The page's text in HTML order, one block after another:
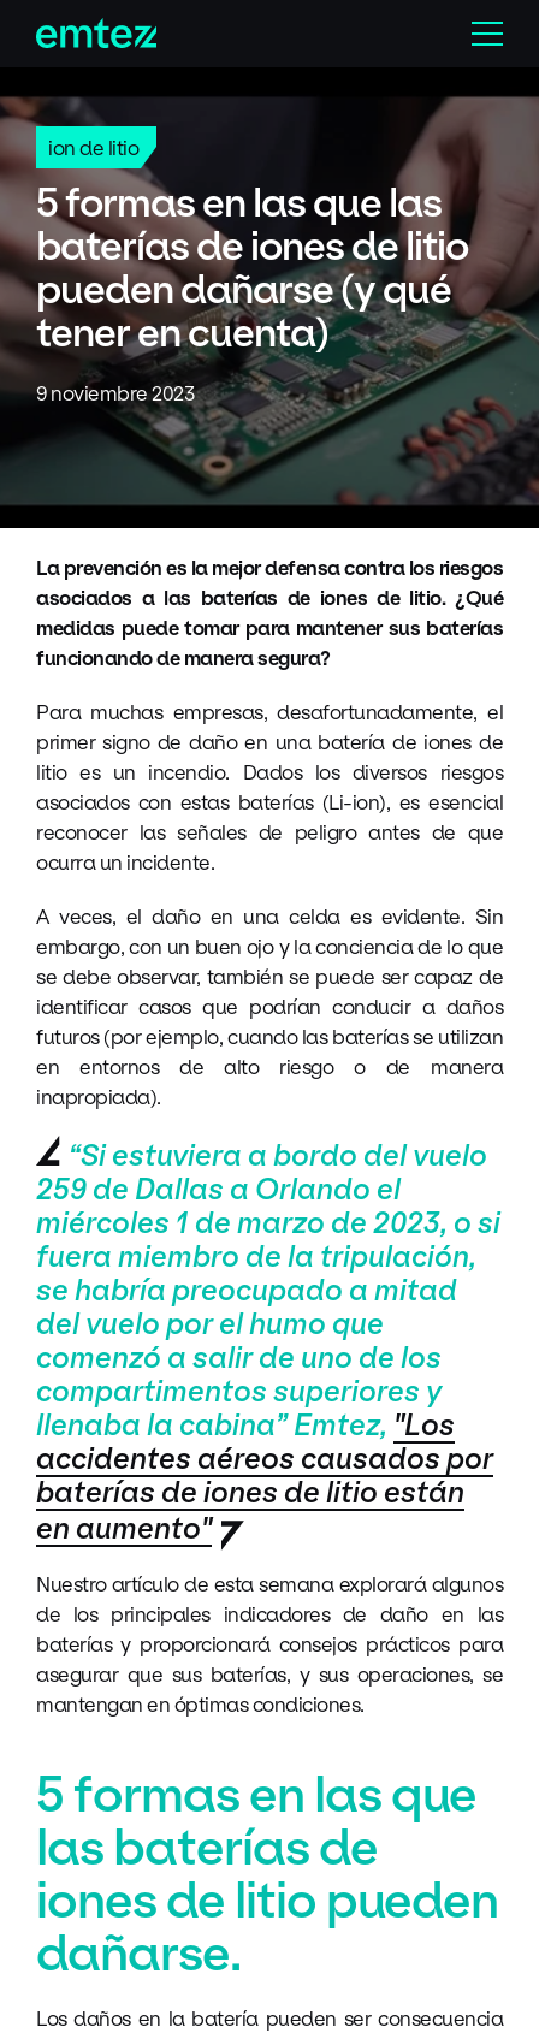
Menu
ion de litio
5 formas en las que las
baterías de iones de litio
pueden dañarse (y qué
tener en cuenta)
9 noviembre 2023
La prevención es la mejor defensa contra los riesgos
asociados a las baterías de iones de litio. ¿Qué
medidas puede tomar para mantener sus baterías
funcionando de manera segura?
Para muchas empresas, desafortunadamente, el
primer signo de daño en una batería de iones de
litio es un incendio. Dados los diversos riesgos
asociados con estas baterías (Li-ion), es esencial
reconocer las señales de peligro antes de que
ocurra un incidente.
A veces, el daño en una celda es evidente. Sin
embargo, con un buen ojo y la conciencia de lo que
se debe observar, también se puede ser capaz de
identificar casos que podrían conducir a daños
futuros (por ejemplo, cuando las baterías se utilizan
en entornos de alto riesgo o de manera
inapropiada).
“Si estuviera a bordo del vuelo
259 de Dallas a Orlando el
miércoles 1 de marzo de 2023, o si
fuera miembro de la tripulación,
se habría preocupado a mitad
del vuelo por el humo que
comenzó a salir de uno de los
compartimentos superiores y
llenaba la cabina” Emtez, "Los
accidentes aéreos causados por
baterías de iones de litio están
en aumento"
Nuestro artículo de esta semana explorará algunos
de los principales indicadores de daño en las
baterías y proporcionará consejos prácticos para
asegurar que sus baterías, y sus operaciones, se
mantengan en óptimas condiciones.
5 formas en las que
las baterías de
iones de litio pueden
dañarse.
Los daños en la batería pueden ser consecuencia